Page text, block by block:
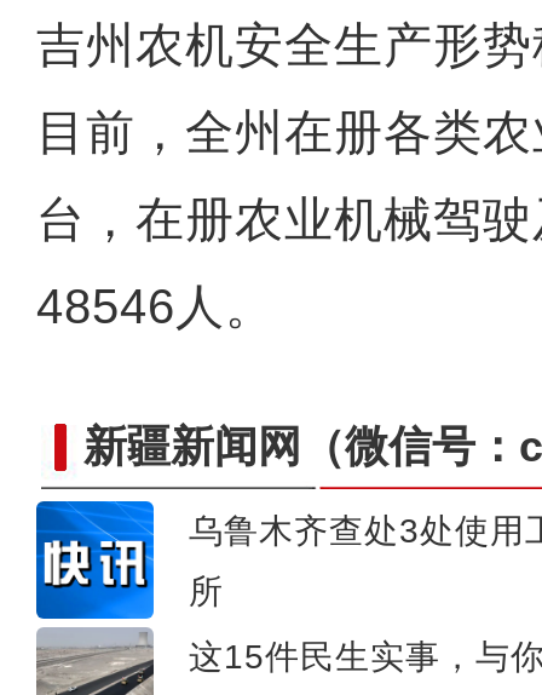
吉州农机安全生产形
目前，全州在册各类
台，在册农业机械驾
48546人。
新疆新闻网 （微信号
乌鲁木齐查处3处使用
所
这15件民生实事，与